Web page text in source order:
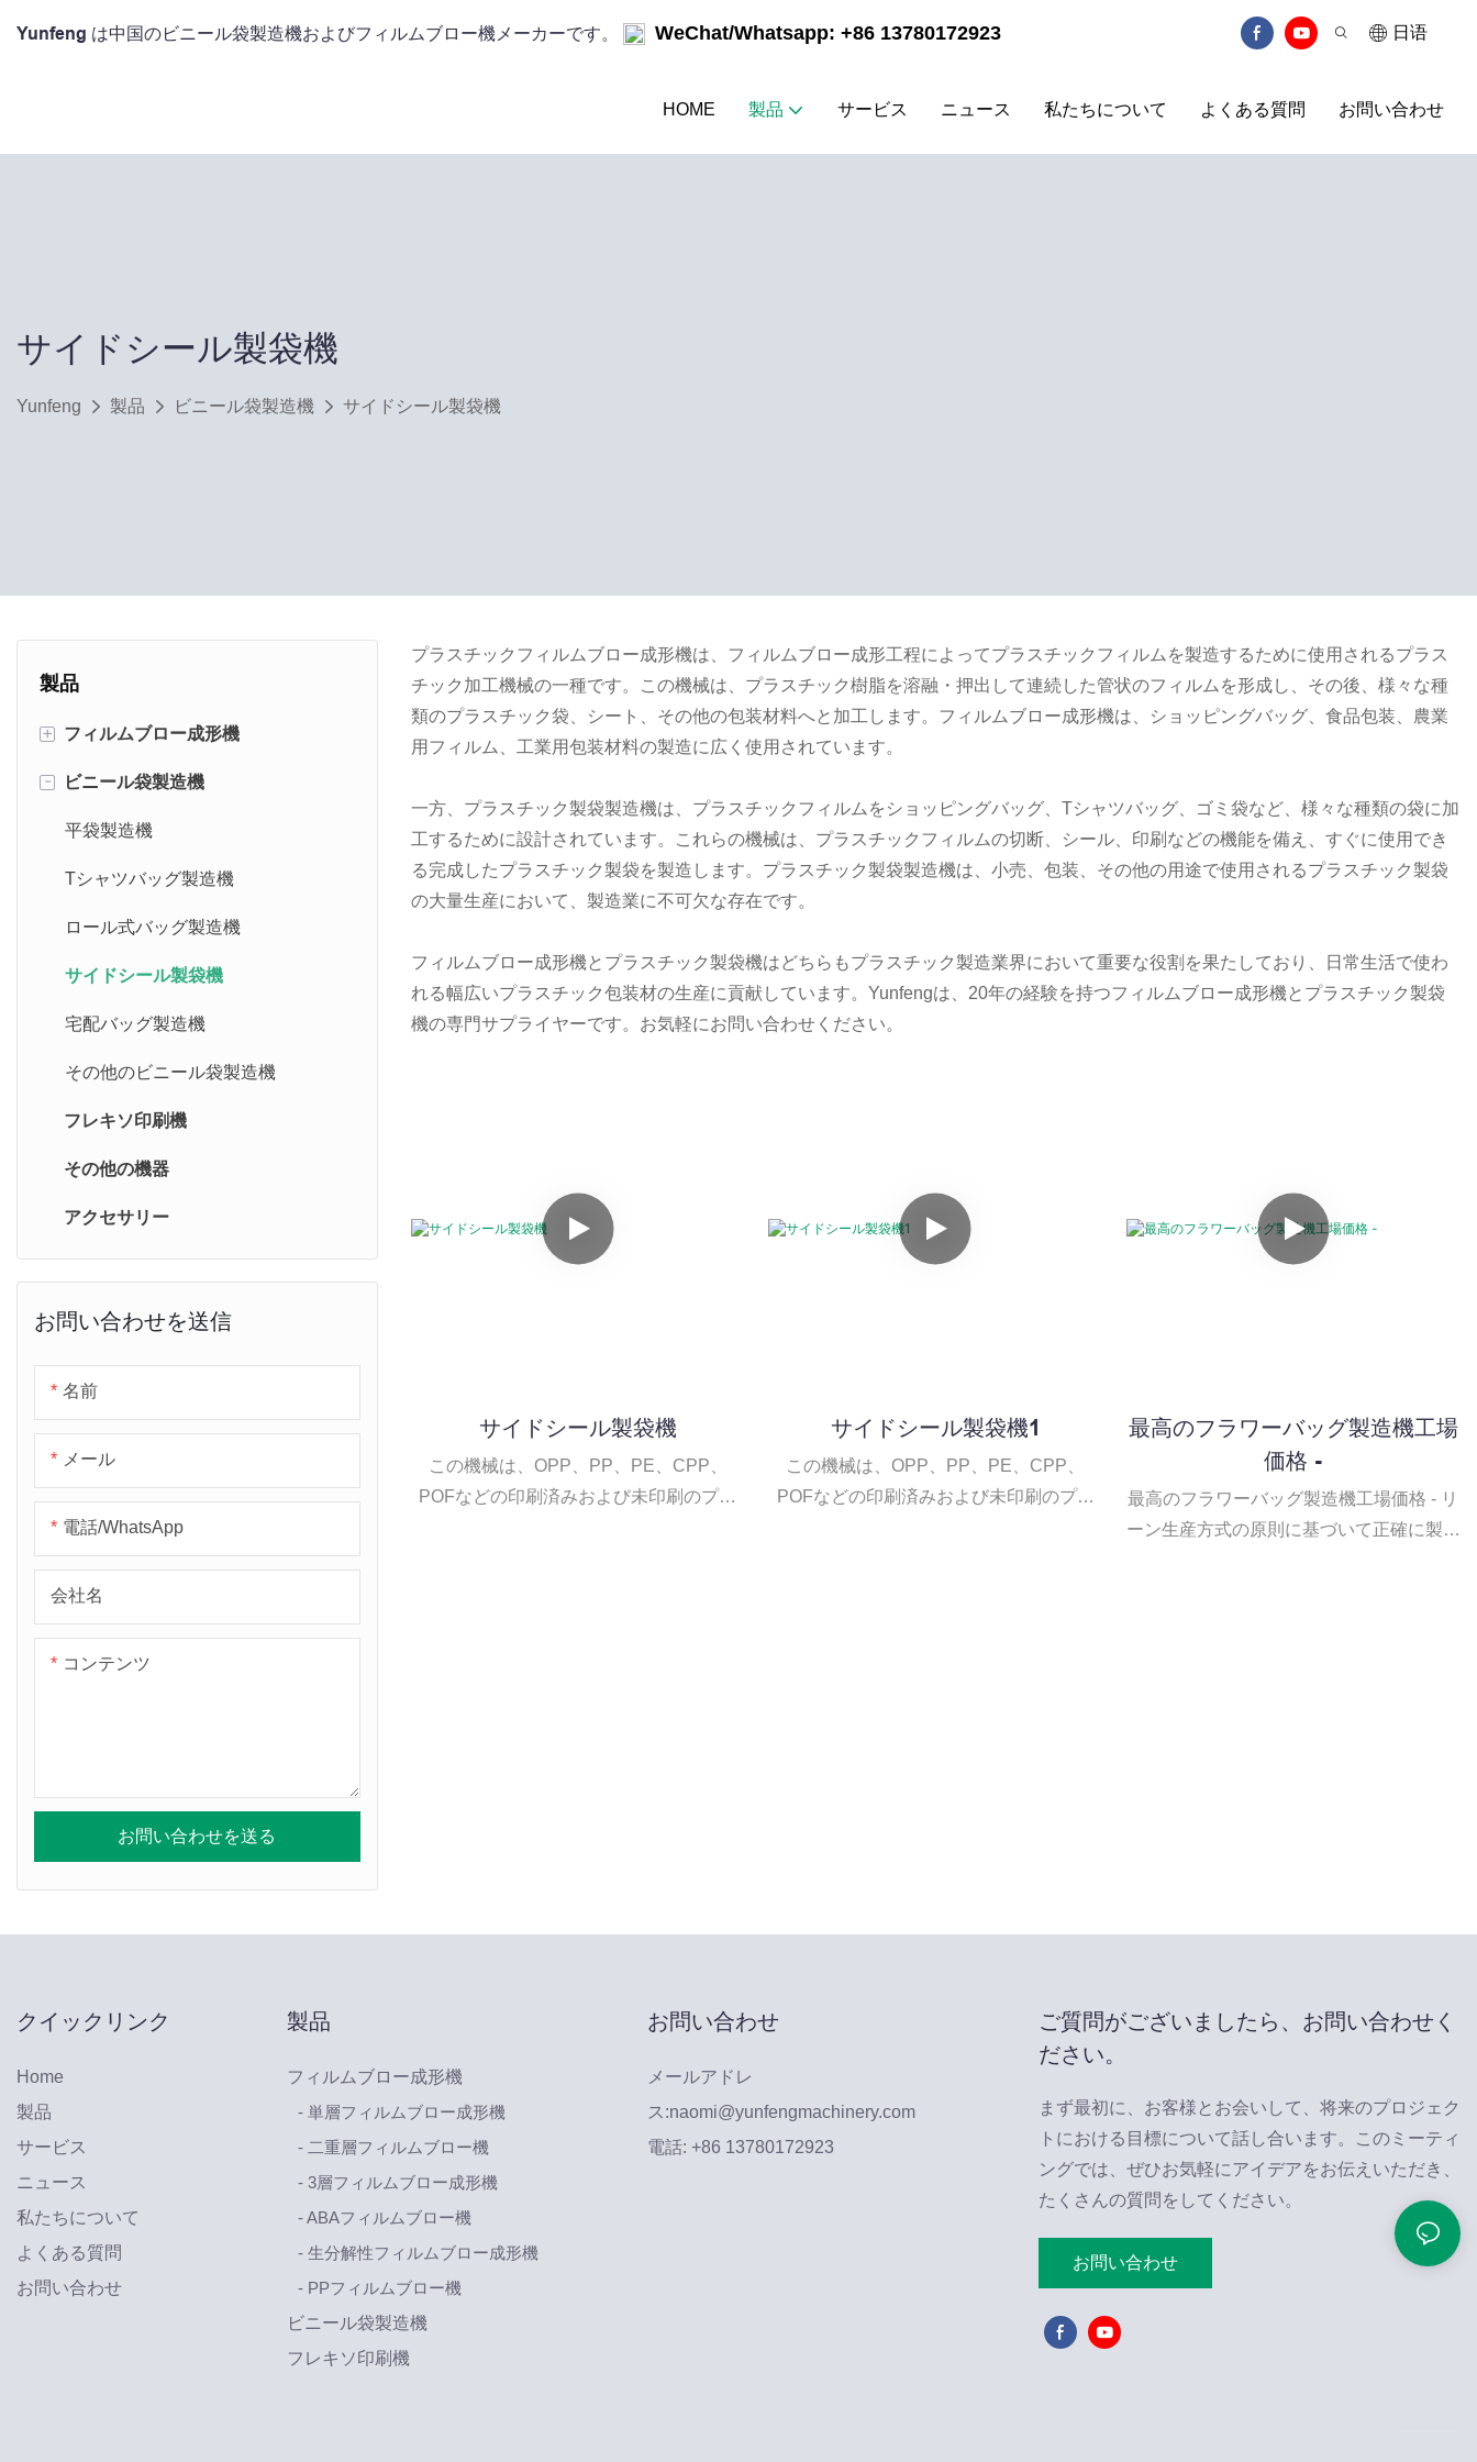
Yunfeng は中国のビニール袋製造機およびフィルムブロー機メーカーです。 WeChat/Whatsapp: +86 13780172923 日语
HOME 製品 サービス ニュース 私たちについて よくある質問 お問い合わせ
サイドシール製袋機
Yunfeng 製品 ビニール袋製造機 サイドシール製袋機
製品
+ フィルムブロー成形機
単層フィルムブロー成形機
二重層フィルムブロー機
3層フィルムブロー成形機
ABAフィルムブロー機
生分解性フィルムブロー成形機
PPフィルムブロー機
- ビニール袋製造機
平袋製造機
Tシャツバッグ製造機
ロール式バッグ製造機
サイドシール製袋機
宅配バッグ製造機
その他のビニール袋製造機
フレキソ印刷機
その他の機器
アクセサリー
お問い合わせを送信
名前
メール
電話/WhatsApp
会社名
コンテンツ
お問い合わせを送る
プラスチック フィルムブロー成形機は 、フィルムブロー成形工程によってプラスチックフィルムを製造するために使用されるプラス
チック加工機械の一種です。この機械は、プラスチック樹脂を溶融・押出して連続した管状のフィルムを形成し、その後、様々な種
類のプラスチック袋、シート、その他の包装材料へと加工します。フィルムブロー成形機は、ショッピングバッグ、食品包装、農業
用フィルム、工業用包装材料の製造に広く使用されています。
一方、プラスチック製袋製造機は 、プラスチックフィルムをショッピングバッグ、Tシャツバッグ、ゴミ袋など、様々な種類の袋に加
工するために設計されています。これらの機械は、プラスチックフィルムの切断、シール、印刷などの機能を備え、すぐに使用でき
る完成したプラスチック製袋を製造します。プラスチック製袋製造機は、小売、包装、その他の用途で使用されるプラスチック製袋
の大量生産において、製造業に不可欠な存在です。
フィルムブロー成形機とプラスチック製袋機はどちらもプラスチック製造業界において重要な役割を果たしており、日常生活で使わ
れる幅広いプラスチック包装材の生産に貢献しています。Yunfengは、20年の経験を持つフィルムブロー成形機とプラスチック製袋
機の専門サプライヤーです。お気軽にお問い合わせください。
サイドシール製袋機
この機械は、OPP、PP、PE、CPP、
POFなどの印刷済みおよび未印刷のプラ
サイドシール製袋機1
この機械は、OPP、PP、PE、CPP、
POFなどの印刷済みおよび未印刷のプラ
最高のフラワーバッグ製造機工場
価格 -
最高のフラワーバッグ製造機工場価格 - リ
ーン生産方式の原則に基づいて正確に製造
クイックリンク
Home
製品
サービス
ニュース
私たちについて
よくある質問
お問い合わせ
製品
フィルムブロー成形機
- 単層フィルムブロー成形機
- 二重層フィルムブロー機
- 3層フィルムブロー成形機
- ABAフィルムブロー機
- 生分解性フィルムブロー成形機
- PPフィルムブロー機
ビニール袋製造機
フレキソ印刷機
お問い合わせ
メールアドレ
ス:naomi@yunfengmachinery.com
電話: +86 13780172923
ご質問がございましたら、お問い合わせく
ださい。
まず最初に、お客様とお会いして、将来のプロジェク
トにおける目標について話し合います。このミーティ
ングでは、ぜひお気軽にアイデアをお伝えいただき、
たくさんの質問をしてください。
お問い合わせ